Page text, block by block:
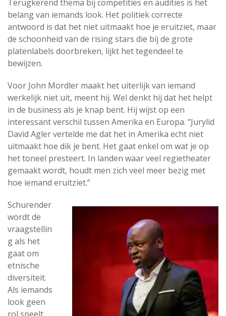
Terugkerend thema bij competities en audities is het
belang van iemands look. Het politiek correcte
antwoord is dat het niet uitmaakt hoe je eruitziet, maar
de schoonheid van de rising stars die bij de grote
platenlabels doorbreken, lijkt het tegendeel te
bewijzen.
Voor John Mordler maakt het uiterlijk van iemand
werkelijk niet uit, meent hij. Wel denkt hij dat het helpt
in de business als je knap bent. Hij wijst op een
interessant verschil tussen Amerika en Europa. “Jurylid
David Agler vertelde me dat het in Amerika echt niet
uitmaakt hoe dik je bent. Het gaat enkel om wat je op
het toneel presteert. In landen waar veel regietheater
gemaakt wordt, houdt men zich veel meer bezig met
hoe iemand eruitziet.”
Schurender
wordt de
vraagstellin
g als het
gaat om
etnische
diversiteit.
Als iemands
look geen